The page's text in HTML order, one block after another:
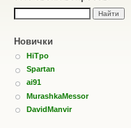
Новички
HiTpo
Spartan
ai91
MurashkaMessor
DavidManvir